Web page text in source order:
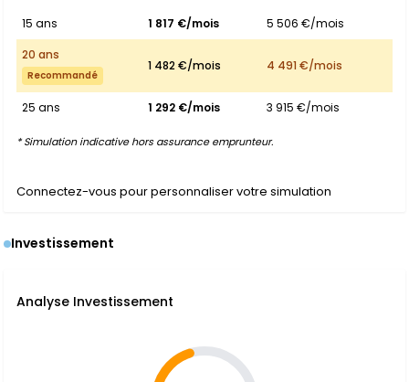
15 ans 1 817 €/mois
5 506 €/mois
20 ans
Recommandé
1 482 €/mois 4 491 €/mois
25 ans 1 292 €/mois 3 915 €/mois
* Simulation indicative hors assurance emprunteur.
Connectez-vous pour personnaliser votre simulation
Investissement
Analyse Investissement